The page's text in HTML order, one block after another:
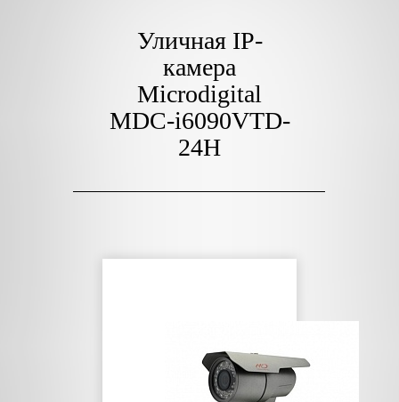
Уличная IP-
камера
Microdigital
MDC-i6090VTD-
24H